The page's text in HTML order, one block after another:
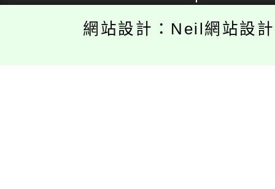
網站設計：Neil網站設